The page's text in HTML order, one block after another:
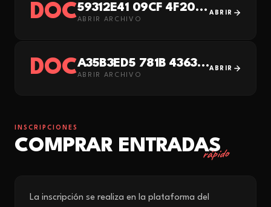
DOC 59312E41 09CF 4F20 A27C 8EA5D909A22A
ABRIR ARCHIVO
ABRIR
DOC A35B3ED5 781B 4363 A026 E41CAD308CE4
ABRIR ARCHIVO
ABRIR
INSCRIPCIONES
COMPRAR ENTRADAS
rápido
La inscripción se realiza en la plataforma del